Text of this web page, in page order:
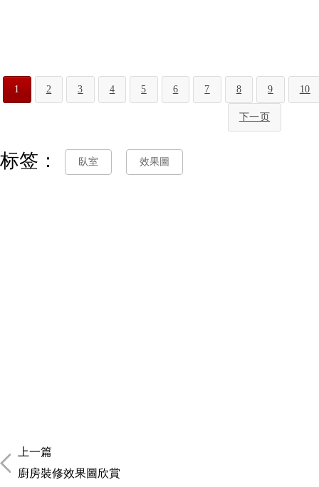
1 2 3 4 5 6 7 8 9 10
下一页
标签： 臥室 效果圖
上一篇
廚房裝修效果圖欣賞